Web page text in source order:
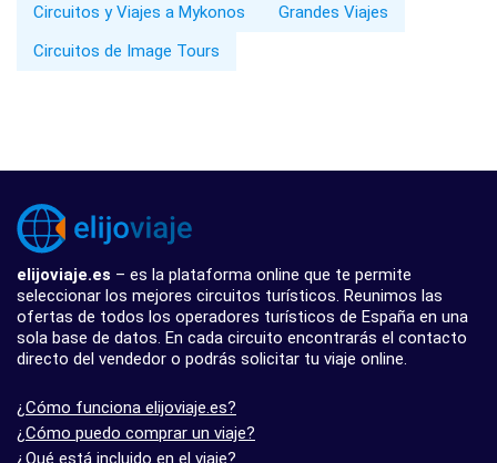
Circuitos y Viajes a Mykonos
Grandes Viajes
Circuitos de Image Tours
elijoviaje.es – es la plataforma online que te permite
seleccionar los mejores circuitos turísticos. Reunimos las
ofertas de todos los operadores turísticos de España en una
sola base de datos. En cada circuito encontrarás el contacto
directo del vendedor o podrás solicitar tu viaje online.
¿Cómo funciona elijoviaje.es?
¿Cómo puedo comprar un viaje?
¿Qué está incluido en el viaje?